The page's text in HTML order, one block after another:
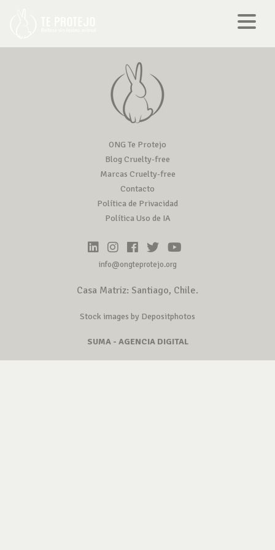
ONG Te Protejo
Blog Cruelty-free
Marcas Cruelty-free
Contacto
Política de Privacidad
Política Uso de IA
info@ongteprotejo.org
Casa Matriz: Santiago, Chile.
Stock images by Depositphotos
SUMA - AGENCIA DIGITAL